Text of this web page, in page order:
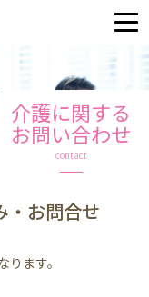
介護に関する
お問い合わせ
contact
・お問合せ
ます。